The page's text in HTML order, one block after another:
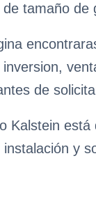
tamaño de
de
Kalstein
y